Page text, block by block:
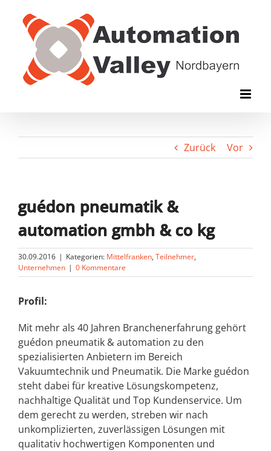
Inhalt
springen
Zurück Vor
guédon pneumatik &
automation gmbh & co kg
30.09.2016 | Kategorien: Mittelfranken, Teilnehmer,
Unternehmen | 0 Kommentare
Profil:
Mit mehr als 40 Jahren Branchenerfahrung gehört
guédon pneumatik & automation zu den
spezialisierten Anbietern im Bereich
Vakuumtechnik und Pneumatik. Die Marke guédon
steht dabei für kreative Lösungskompetenz,
nachhaltige Qualität und Top Kundenservice. Um
dem gerecht zu werden, streben wir nach
unkomplizierten, zuverlässigen Lösungen mit
qualitativ hochwertigen Komponenten und